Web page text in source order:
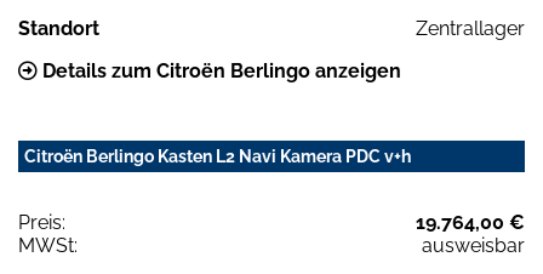
Standort
Zentrallager
Details zum Citroën Berlingo anzeigen
Citroën Berlingo Kasten L2 Navi Kamera PDC v+h
Preis:
19.764,00 €
MWSt:
ausweisbar